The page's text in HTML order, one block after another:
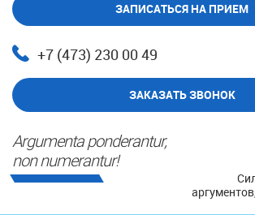
ЗАПИСАТЬСЯ НА ПРИЕМ
+7 (473) 230 00 49
ЗАКАЗАТЬ ЗВОНОК
Argumenta ponderantur,
non numerantur!